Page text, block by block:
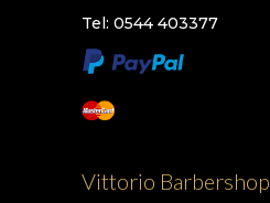
Tel: 0544 403377
Vittorio Barbershop